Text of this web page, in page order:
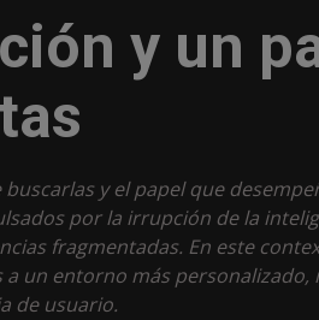
y un
y el papel que
por la irrupción de la
fragmentadas. En este
un entorno más personalizado,
de usuario.